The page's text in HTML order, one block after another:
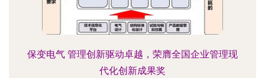
保变电气 管理创新驱动卓越，荣膺全国企业管理现
代化创新成果奖